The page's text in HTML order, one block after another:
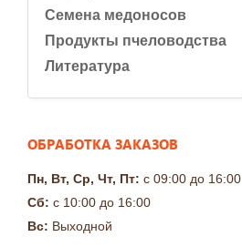
Семена медоносов
Продукты пчеловодства
Литература
ОБРАБОТКА ЗАКАЗОВ
Пн, Вт, Ср, Чт, Пт: с 09:00 до 16:00
Сб: с 10:00 до 16:00
Вс: Выходной